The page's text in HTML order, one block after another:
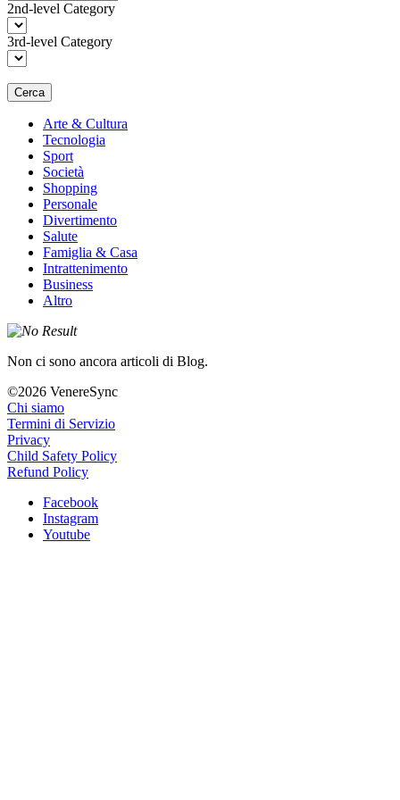
2nd-level Category
3rd-level Category
Cerca
Arte & Cultura
Tecnologia
Sport
Società
Shopping
Personale
Divertimento
Salute
Famiglia & Casa
Intrattenimento
Business
Altro
Non ci sono ancora articoli di Blog.
©2026 VenereSync
Chi siamo
Termini di Servizio
Privacy
Child Safety Policy
Refund Policy
Facebook
Instagram
Youtube